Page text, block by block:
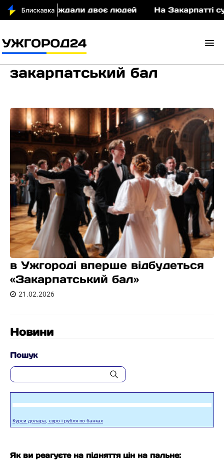
постраждали двоє людей На Закарпатті
закарпатський бал
в Ужгороді вперше відбудеться
«Закарпатський бал»
21.02.2026
Новини
Пошук
Курси долара, євро і рубля по банках
Як ви реагуєте на підняття цін на пальне: